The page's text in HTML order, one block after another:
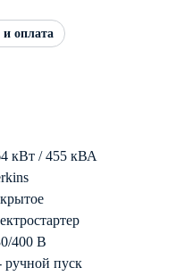
и оплата
кВт / 455 кВА
400 В
ручной пуск